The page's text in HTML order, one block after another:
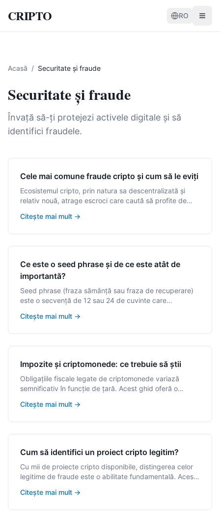
CRIPTO RO
Acasă / Securitate și fraude
Securitate și fraude
Învață să-ți protejezi activele digitale și să
identifici fraudele.
Cele mai comune fraude cripto și cum să le eviți
Ecosistemul cripto, prin natura sa descentralizată și
relativ nouă, atrage escroci care caută să profite de
fraude este cea mai bună apărare.
Citește mai mult →
Ce este o seed phrase și de ce este atât de
importantă?
Seed phrase (fraza sămânță sau fraza de recuperare)
este o secvență de 12 sau 24 de cuvinte care
importantă piesă a securității cripto.
Citește mai mult →
Impozite și criptomonede: ce trebuie să știi
Obligațiile fiscale legate de criptomonede variază
semnificativ în funcție de țară. Acest ghid oferă o
un profesionist fiscal din jurisdicția ta.
Citește mai mult →
Cum să identifici un proiect cripto legitim?
Cu mii de proiecte cripto disponibile, distingerea celor
legitime de fraude este o abilitate fundamentală. Acest
proiect.
Citește mai mult →